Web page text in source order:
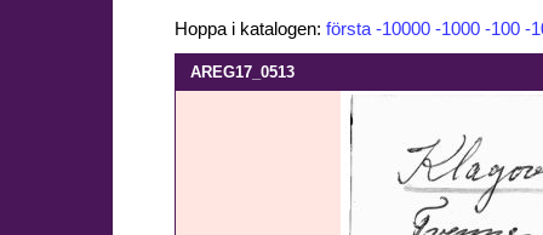
Hoppa i katalogen: första -10000 -1000 -100 -
AREG17_0513